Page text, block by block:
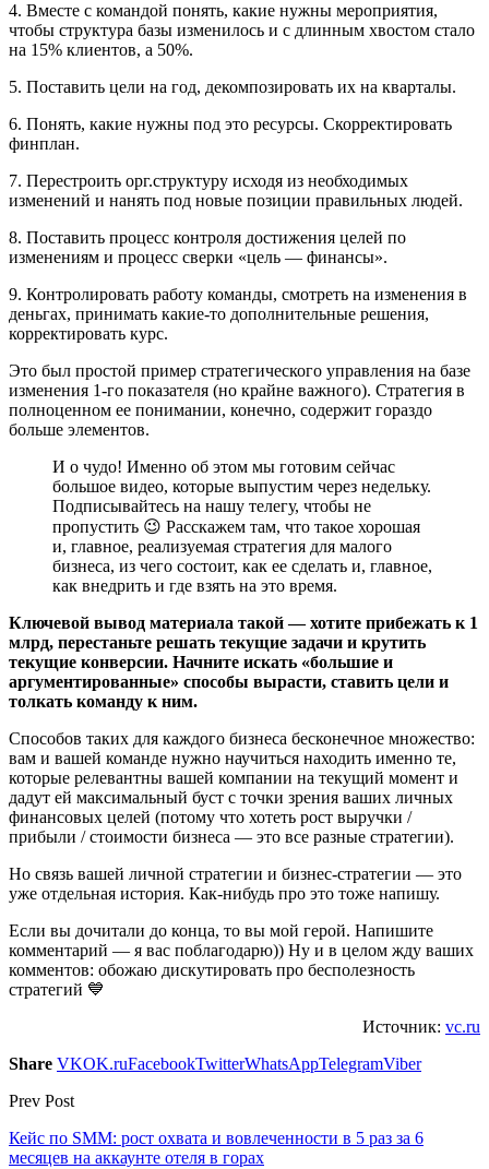
4. Вместе с командой понять, какие нужны мероприятия,
чтобы структура базы изменилось и с длинным хвостом стало
на 15% клиентов, а 50%.
5. Поставить цели на год, декомпозировать их на кварталы.
6. Понять, какие нужны под это ресурсы. Скорректировать
финплан.
7. Перестроить орг.структуру исходя из необходимых
изменений и нанять под новые позиции правильных людей.
8. Поставить процесс контроля достижения целей по
изменениям и процесс сверки «цель — финансы».
9. Контролировать работу команды, смотреть на изменения в
деньгах, принимать какие-то дополнительные решения,
корректировать курс.
Это был простой пример стратегического управления на базе
изменения 1-го показателя (но крайне важного). Стратегия в
полноценном ее понимании, конечно, содержит гораздо
больше элементов.
И о чудо! Именно об этом мы готовим сейчас
большое видео, которые выпустим через недельку.
Подписывайтесь на нашу телегу, чтобы не
пропустить 😉 Расскажем там, что такое хорошая
и, главное, реализуемая стратегия для малого
бизнеса, из чего состоит, как ее сделать и, главное,
как внедрить и где взять на это время.
Ключевой вывод материала такой — хотите прибежать к 1
млрд, перестаньте решать текущие задачи и крутить
текущие конверсии. Начните искать «большие и
аргументированные» способы вырасти, ставить цели и
толкать команду к ним.
Способов таких для каждого бизнеса бесконечное множество:
вам и вашей команде нужно научиться находить именно те,
которые релевантны вашей компании на текущий момент и
дадут ей максимальный буст с точки зрения ваших личных
финансовых целей (потому что хотеть рост выручки /
прибыли / стоимости бизнеса — это все разные стратегии).
Но связь вашей личной стратегии и бизнес-стратегии — это
уже отдельная история. Как-нибудь про это тоже напишу.
Если вы дочитали до конца, то вы мой герой. Напишите
комментарий — я вас поблагодарю)) Ну и в целом жду ваших
комментов: обожаю дискутировать про бесполезность
стратегий 💙
Источник: vc.ru
Share VKOK.ruFacebookTwitterWhatsAppTelegramViber
Prev Post
Кейс по SMM: рост охвата и вовлеченности в 5 раз за 6
месяцев на аккаунте отеля в горах